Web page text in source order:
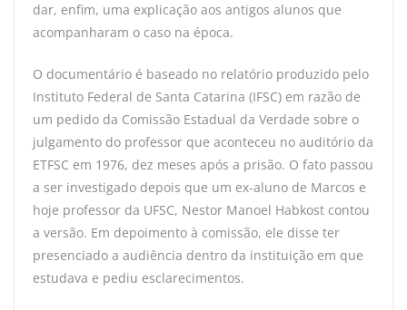
dar, enfim, uma explicação aos antigos alunos que
acompanharam o caso na época.
O documentário é baseado no relatório produzido pelo
Instituto Federal de Santa Catarina (IFSC) em razão de
um pedido da Comissão Estadual da Verdade sobre o
julgamento do professor que aconteceu no auditório da
ETFSC em 1976, dez meses após a prisão. O fato passou
a ser investigado depois que um ex-aluno de Marcos e
hoje professor da UFSC, Nestor Manoel Habkost contou
a versão. Em depoimento à comissão, ele disse ter
presenciado a audiência dentro da instituição em que
estudava e pediu esclarecimentos.